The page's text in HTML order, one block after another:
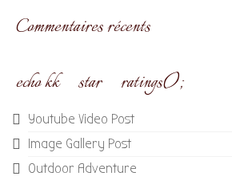
Commentaires récents
echo kk_star_ratings();
Youtube Video Post
Image Gallery Post
Outdoor Adventure